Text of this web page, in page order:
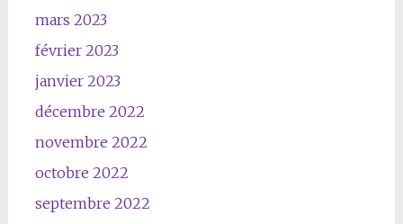
mars 2023
février 2023
janvier 2023
décembre 2022
novembre 2022
octobre 2022
septembre 2022